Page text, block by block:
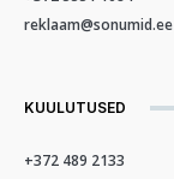
reklaam@sonumid.ee
KUULUTUSED
+372 489 2133